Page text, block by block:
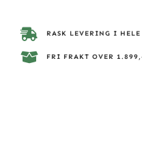
RASK LEVERING I HELE
FRI FRAKT OVER